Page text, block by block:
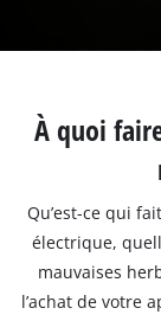
À quoi
Qu’est-ce qui
électrique,
mauvaises
l’achat de votre